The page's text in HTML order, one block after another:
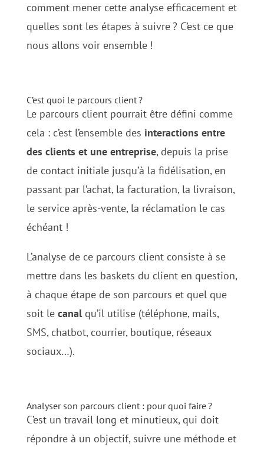
comment mener cette analyse efficacement et
quelles sont les étapes à suivre ? C’est ce que
nous allons voir ensemble !
C’est quoi le parcours client?
Le parcours client pourrait être défini comme
cela : c’est l’ensemble des interactions entre
des clients et une entreprise, depuis la prise
de contact initiale jusqu’à la fidélisation, en
passant par l’achat, la facturation, la livraison,
le service après-vente, la réclamation le cas
échéant !
L’analyse de ce parcours client consiste à se
mettre dans les baskets du client en question,
à chaque étape de son parcours et quel que
soit le canalqu’il utilise (téléphone, mails,
SMS, chatbot, courrier, boutique, réseaux
sociaux…).
Analyser son parcours client : pour quoi faire?
C’est un travail long et minutieux, qui doit
répondre à un objectif, suivre une méthode et